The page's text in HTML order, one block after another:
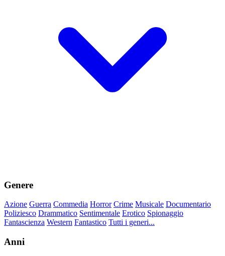
Genere
Azione Guerra Commedia Horror Crime Musicale Documentario
Poliziesco Drammatico Sentimentale Erotico Spionaggio
Fantascienza Western Fantastico Tutti i generi...
Anni